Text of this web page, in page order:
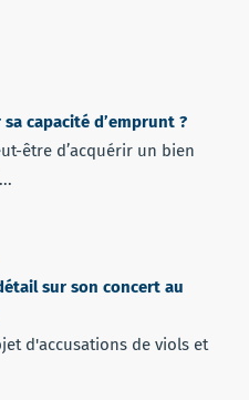
capacité d’emprunt ?
être d’acquérir un bien
sur son concert au
d'accusations de viols et